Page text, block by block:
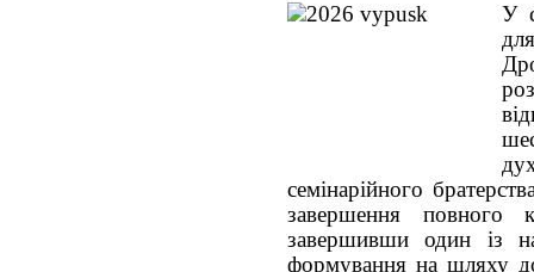
У
семінарійного
завершення повного
завершивши один із
формування на шляху